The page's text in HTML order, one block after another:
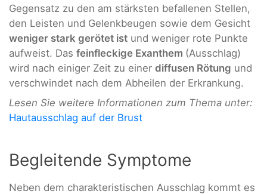
Gegensatz zu den am stärksten befallenen Stellen,
den Leisten und Gelenkbeugen sowie dem Gesicht
weniger stark gerötet ist und weniger rote Punkte
aufweist. Das feinfleckige Exanthem (Ausschlag)
wird nach einiger Zeit zu einer diffusen Rötung und
verschwindet nach dem Abheilen der Erkrankung.
Lesen Sie weitere Informationen zum Thema unter:
Hautausschlag auf der Brust
Begleitende Symptome
Neben dem charakteristischen Ausschlag kommt es